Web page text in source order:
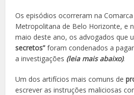
Os episódios ocorreram na
Metropolitana de Belo Horizonte, e
maio deste ano, os advogados que
secretos” foram condenados a
a investigações (leia mais abaixo).
Um dos artifícios mais comuns de
escrever as instruções maliciosas